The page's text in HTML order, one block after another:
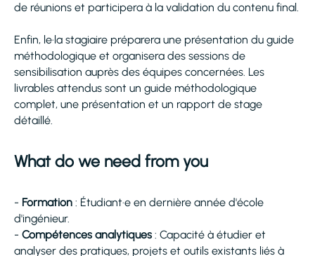
de réunions et participera à la validation du contenu final.
Enfin, le·la stagiaire préparera une présentation du guide
méthodologique et organisera des sessions de
sensibilisation auprès des équipes concernées. Les
livrables attendus sont un guide méthodologique
complet, une présentation et un rapport de stage
détaillé.
What do we need from you
- Formation : Étudiant·e en dernière année d'école
d'ingénieur.
- Compétences analytiques : Capacité à étudier et
analyser des pratiques, projets et outils existants liés à